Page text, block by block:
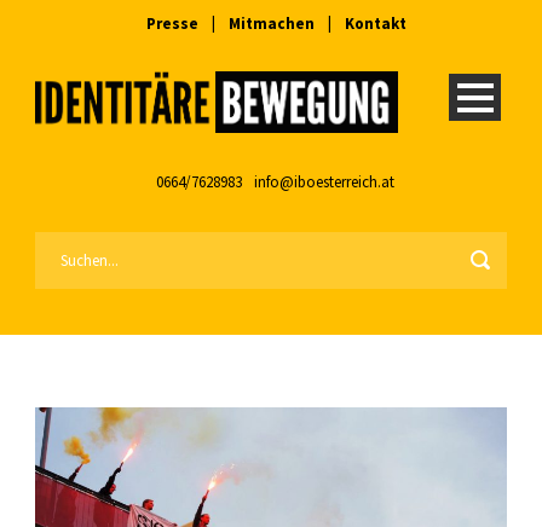
Presse Mitmachen Kontakt
0664/7628983 info@iboesterreich.at